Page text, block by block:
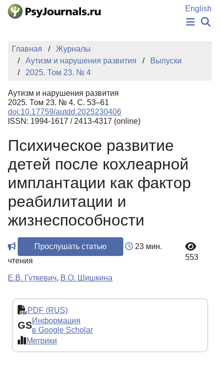
Перейти к основному содержанию
English
НОВОСТИ
АВТОРЫ
КЛЮЧЕВЫЕ СЛОВА
Регистрация
Главная
Журналы
Аутизм и нарушения развития
Выпуски
2025. Том 23. № 4
Аутизм и нарушения развития
2025. Том 23. № 4. С. 53–61
doi:10.17759/autdd.2025230406
ISSN: 1994-1617 / 2413-4317 (online)
Психическое развитие
детей после кохлеарной
имплантации как фактор
реабилитации и
жизнеспособности
Прослушать статью
23 мин.
чтения
553
Е.В. Гуткевич, В.О. Шишкина
PDF (RUS)
GSИнформация
в Google Scholar
Метрики